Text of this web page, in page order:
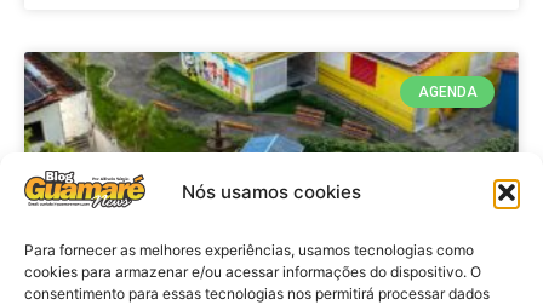
Nós usamos cookies
Para fornecer as melhores experiências, usamos tecnologias como
cookies para armazenar e/ou acessar informações do dispositivo. O
consentimento para essas tecnologias nos permitirá processar dados
AGENDA